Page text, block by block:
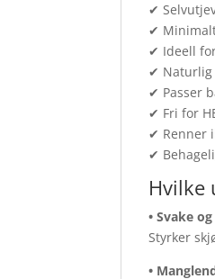
✔
✔
✔ Ideell
✔ Naturlig
✔ Passer
✔ Fri for
✔ Renner
✔
Hvilke
• Svake
Styrker
•